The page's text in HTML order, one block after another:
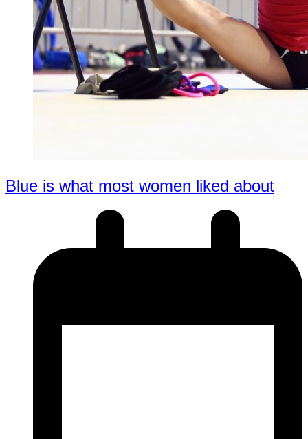
Blue is what most women liked about